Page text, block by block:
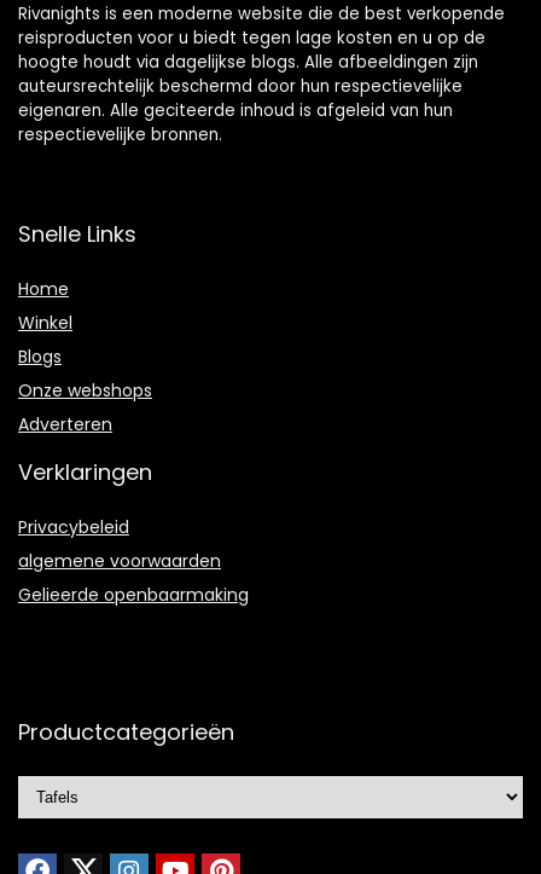
Rivanights is een moderne website die de best verkopende
reisproducten voor u biedt tegen lage kosten en u op de
hoogte houdt via dagelijkse blogs. Alle afbeeldingen zijn
auteursrechtelijk beschermd door hun respectievelijke
eigenaren. Alle geciteerde inhoud is afgeleid van hun
respectievelijke bronnen.
Snelle Links
Home
Winkel
Blogs
Onze webshops
Adverteren
Verklaringen
Privacybeleid
algemene voorwaarden
Gelieerde openbaarmaking
Productcategorieën